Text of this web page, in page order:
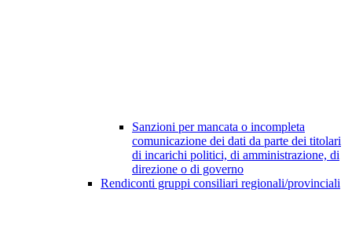
Sanzioni per mancata o incompleta
comunicazione dei dati da parte dei titolari
di incarichi politici, di amministrazione, di
direzione o di governo
Rendiconti gruppi consiliari regionali/provinciali